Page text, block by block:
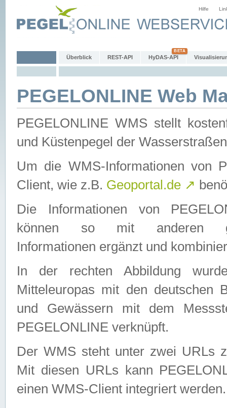
Hilfe
Überblick REST-API HyDAS-API
PEGELONLINE Web
PEGELONLINE WMS stellt
und Küstenpegel der
Um die WMS-Informationen von
Client, wie z.B. Geoportal.de ↗
Die Informationen von
können so mit anderen
Informationen ergänzt und
In der rechten Abbildung
Mitteleuropas mit den deutschen
und Gewässern mit dem
PEGELONLINE verknüpft.
Der WMS steht unter zwei URLs
Mit diesen URLs kann
einen WMS-Client integriert werden.